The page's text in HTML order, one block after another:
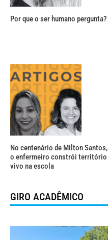
Por que o ser humano pergunta?
No centenário de Milton Santos,
o enfermeiro constrói território
vivo na escola
GIRO ACADÊMICO